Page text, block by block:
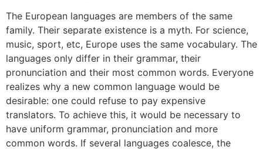
The European languages are members of the same
family. Their separate existence is a myth. For science,
music, sport, etc, Europe uses the same vocabulary. The
languages only differ in their grammar, their
pronunciation and their most common words. Everyone
realizes why a new common language would be
desirable: one could refuse to pay expensive
translators. To achieve this, it would be necessary to
have uniform grammar, pronunciation and more
common words. If several languages coalesce, the